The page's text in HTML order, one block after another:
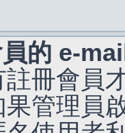
的 e-
冊會員
管理員